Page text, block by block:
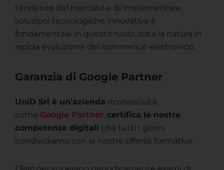
tendenze del mercato e di implementare
soluzioni tecnologiche innovative è
fondamentale in questo ruolo, data la natura in
rapida evoluzione del commercio elettronico.
Garanzia di Google Partner
UniD Srl è un’azienda riconosciuta
come Google Partner, certifica le nostre
competenze digitali che tutti i giorni
condividiamo con le nostre offerte formative.